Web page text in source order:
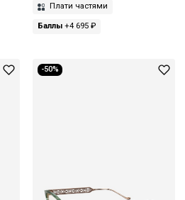
Плати частями
Баллы+4 695 ₽
-50%